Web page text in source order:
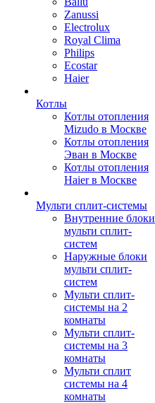
Zanussi
Electrolux
Royal Clima
Philips
Ecostar
Haier
Котлы
Котлы отопления
Mizudo в Москве
Котлы отопления
Эван в Москве
Котлы отопления
Haier в Москве
Мульти сплит-системы
Внутренние блоки
мульти сплит-
систем
Наружные блоки
мульти сплит-
систем
Мульти сплит-
системы на 2
комнаты
Мульти сплит-
системы на 3
комнаты
Мульти сплит
системы на 4
комнаты